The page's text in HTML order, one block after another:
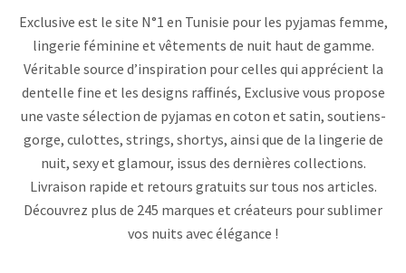
Exclusive est le site N°1 en Tunisie pour les pyjamas femme,
lingerie féminine et vêtements de nuit haut de gamme.
Véritable source d’inspiration pour celles qui apprécient la
dentelle fine et les designs raffinés, Exclusive vous propose
une vaste sélection de pyjamas en coton et satin, soutiens-
gorge, culottes, strings, shortys, ainsi que de la lingerie de
nuit, sexy et glamour, issus des dernières collections.
Livraison rapide et retours gratuits sur tous nos articles.
Découvrez plus de 245 marques et créateurs pour sublimer
vos nuits avec élégance !